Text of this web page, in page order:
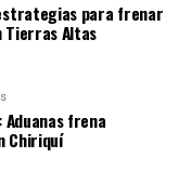
para frenar
Tierras Altas
frena
Chiriquí